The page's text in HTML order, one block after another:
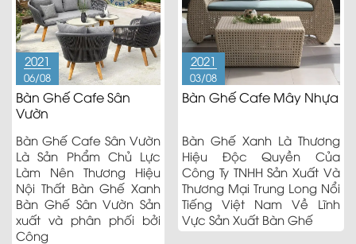
2021
06/08
Bàn Ghế Cafe Sân
Vườn
Bàn Ghế Cafe Sân Vườn
Là Sản Phẩm Chủ Lực
Làm Nên Thương Hiệu
Nội Thất Bàn Ghế Xanh
Bàn Ghế Sân Vườn Sản
xuất và phân phối bởi
Công
2021
03/08
Bàn Ghế Cafe Mây Nhựa
Bàn Ghế Xanh Là Thương
Hiệu Độc Quyền Của
Công Ty TNHH Sản Xuất Và
Thương Mại Trung Long Nổi
Tiếng Việt Nam Về Lĩnh
Vực Sản Xuất Bàn Ghế